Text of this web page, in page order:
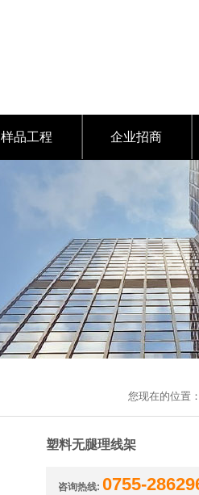
样品工程 企业招商
您现在的位置：
塑料无腿理线架
咨询热线: 0755-